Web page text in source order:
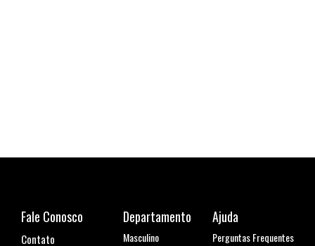
Fale Conosco
Contato
Departamento
Masculino
Ajuda
Perguntas Frequentes